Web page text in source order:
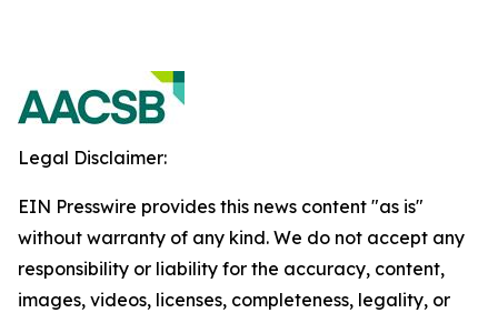
Legal Disclaimer:
EIN Presswire provides this news content "as is"
without warranty of any kind. We do not accept any
responsibility or liability for the accuracy, content,
images, videos, licenses, completeness, legality, or